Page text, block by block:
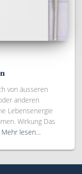
von äusseren
anderen
Lebensenergie
Wirkung Das
Mehr lesen…